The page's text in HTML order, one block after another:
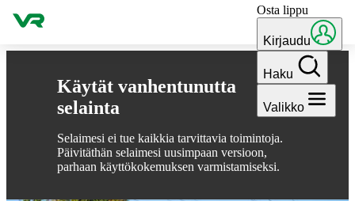
Käytät vanhentunutta
selainta
Selaimesi ei tue kaikkia tarvittavia toimintoja.
Päivitäthän selaimesi uusimpaan versioon,
parhaan käyttökokemuksen varmistamiseksi.
Hyppää sisältöön Osta lippu
Kirjaudu
Haku
Valikko